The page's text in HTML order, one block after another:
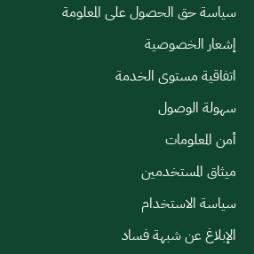
سياسة حق الحصول على المعلومة
إشعار الخصوصية
اتفاقية مستوى الخدمة
سهولة الوصول
أمن المعلومات
ميثاق المستخدمين
سياسة الاستخدام
الإبلاغ عن شبهة فساد